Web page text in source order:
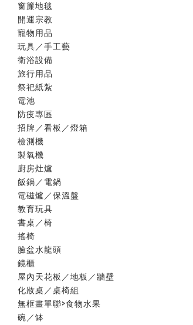
窗簾地毯
開運宗教
寵物用品
玩具／手工藝
衛浴設備
旅行用品
祭祀紙紮
電池
防疫專區
招牌／看板／燈箱
檢測機
製氧機
廚房灶爐
飯鍋／電鍋
電磁爐／保溫盤
教育玩具
書桌／椅
搖椅
臉盆水龍頭
鏡櫃
屋內天花板／地板／牆壁
化妝桌／桌椅組
無框畫單聯>食物水果
碗／缽